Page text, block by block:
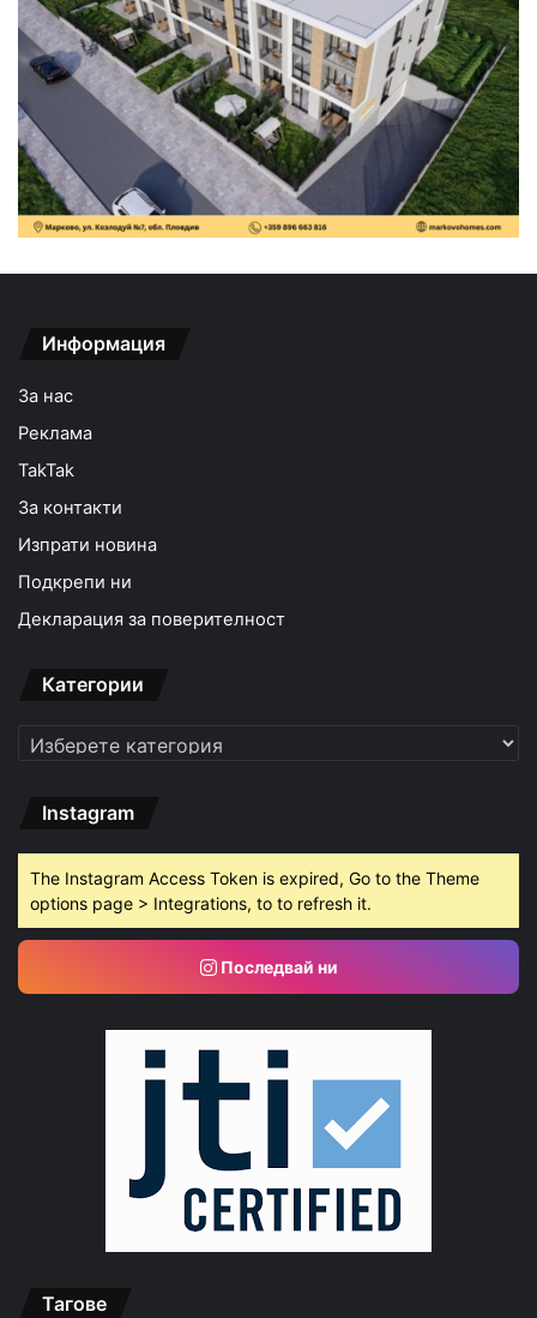
Информация
За нас
Реклама
TakTak
За контакти
Изпрати новина
Подкрепи ни
Декларация за поверителност
Категории
Категории
Instagram
The Instagram Access Token is expired, Go to the Theme
options page > Integrations, to to refresh it.
Последвай ни
Тагове